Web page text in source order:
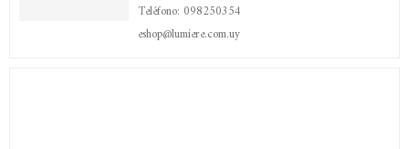
Teléfono: 098250354
eshop@lumiere.com.uy